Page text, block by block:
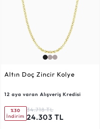
Altın Doç Zincir Kolye
12 aya varan Alışveriş Kredisi
%30
İndirim
34.718 TL
24.303 TL